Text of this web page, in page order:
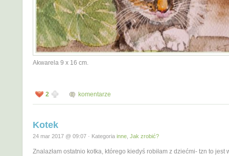
Akwarela 9 x 16 cm.
2 komentarze
Kotek
24 mar 2017 @ 09:07 · Kategoria inne Jak zrobić?
Znalazłam ostatnio kotka, którego kiedyś robiłam z dziećmi- tzn to jest